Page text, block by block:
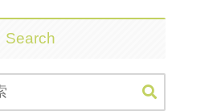
Search